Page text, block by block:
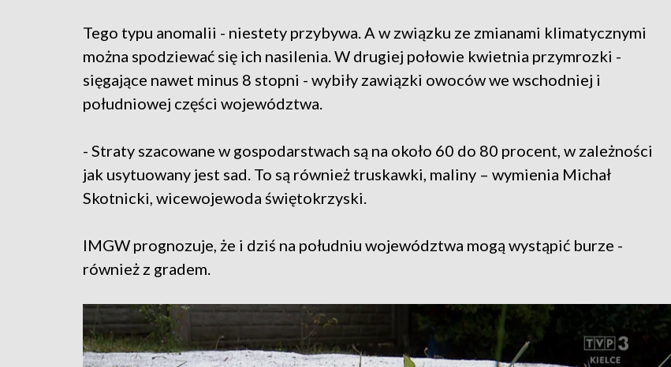
Tego typu anomalii - niestety przybywa. A w związku ze zmianami klimatycznymi
można spodziewać się ich nasilenia. W drugiej połowie kwietnia przymrozki -
sięgające nawet minus 8 stopni - wybiły zawiązki owoców we wschodniej i
południowej części województwa.
- Straty szacowane w gospodarstwach są na około 60 do 80 procent, w zależności
jak usytuowany jest sad. To są również truskawki, maliny – wymienia Michał
Skotnicki, wicewojewoda świętokrzyski.
IMGW prognozuje, że i dziś na południu województwa mogą wystąpić burze -
również z gradem.